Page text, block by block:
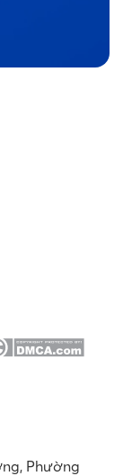
Phường